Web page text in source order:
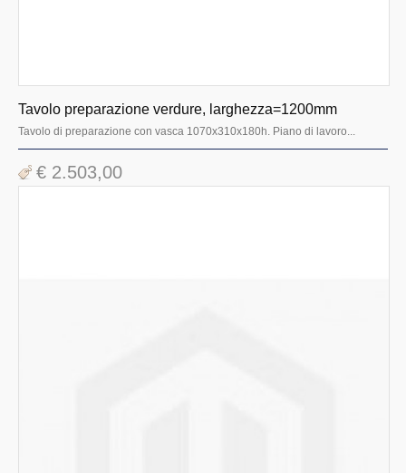
Tavolo preparazione verdure, larghezza=1200mm
Tavolo di preparazione con vasca 1070x310x180h. Piano di lavoro...
€ 2.503,00